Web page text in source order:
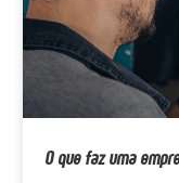
O que faz uma